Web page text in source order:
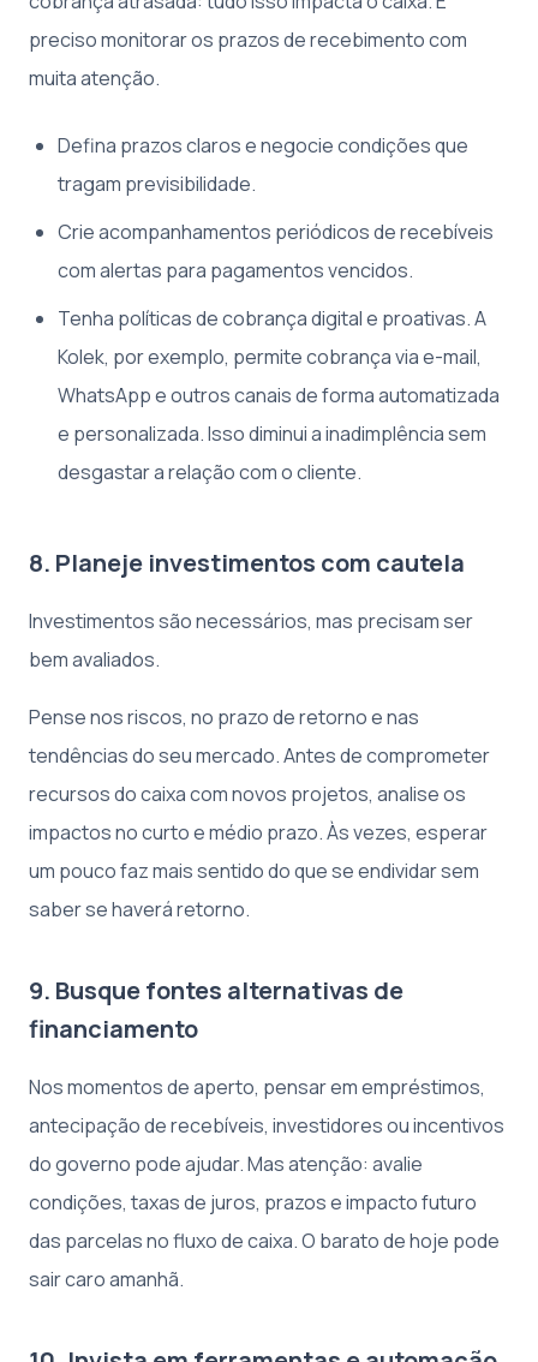
preciso monitorar os prazos de recebimento com
muita atenção.
Defina prazos claros e negocie condições que
tragam previsibilidade.
Crie acompanhamentos periódicos de recebíveis
com alertas para pagamentos vencidos.
Tenha políticas de cobrança digital e proativas. A
Kolek, por exemplo, permite cobrança via e-mail,
WhatsApp e outros canais de forma automatizada
e personalizada. Isso diminui a inadimplência sem
desgastar a relação com o cliente.
8. Planeje investimentos com cautela
Investimentos são necessários, mas precisam ser
bem avaliados.
Pense nos riscos, no prazo de retorno e nas
tendências do seu mercado. Antes de comprometer
recursos do caixa com novos projetos, analise os
impactos no curto e médio prazo. Às vezes, esperar
um pouco faz mais sentido do que se endividar sem
saber se haverá retorno.
9. Busque fontes alternativas de
financiamento
Nos momentos de aperto, pensar em empréstimos,
antecipação de recebíveis, investidores ou incentivos
do governo pode ajudar. Mas atenção: avalie
condições, taxas de juros, prazos e impacto futuro
das parcelas no fluxo de caixa. O barato de hoje pode
sair caro amanhã.